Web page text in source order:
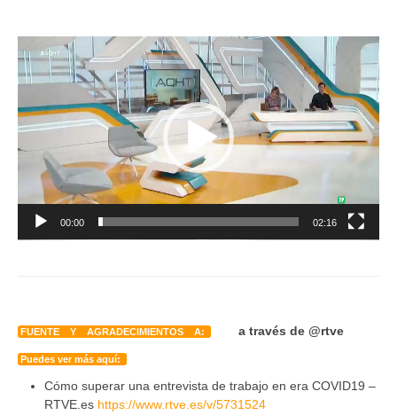
Reproductor
de
vídeo
00:00 02:16
FUENTE Y AGRADECIMIENTOS A: a través de@rtve
Puedes ver más aquí:
Cómo superar una entrevista de trabajo en era COVID19 –
RTVE.es https://www.rtve.es/v/5731524